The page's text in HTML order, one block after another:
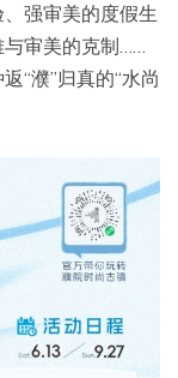
强审美的度假生
与审美的克制……
“濮”归真的“水尚